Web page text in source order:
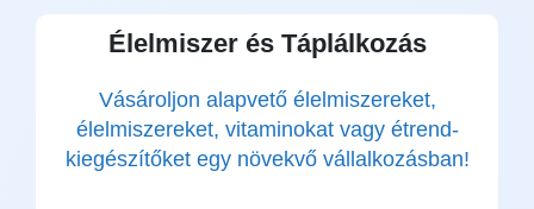
Élelmiszer és Táplálkozás
Vásároljon alapvető élelmiszereket,
élelmiszereket, vitaminokat vagy étrend-
kiegészítőket egy növekvő vállalkozásban!